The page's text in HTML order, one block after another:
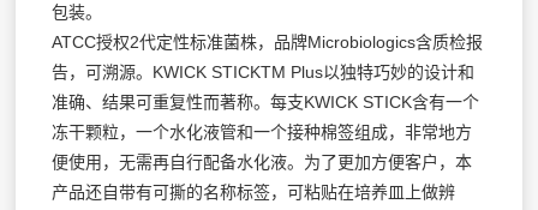
包装。
ATCC授权2代定性标准菌株，品牌Microbiologics含质检报
告，可溯源。KWICK STICKTM Plus以独特巧妙的设计和
准确、结果可重复性而著称。每支KWICK STICK含有一个
冻干颗粒，一个水化液管和一个接种棉签组成，非常地方
便使用，无需再自行配备水化液。为了更加方便客户，本
产品还自带有可撕的名称标签，可粘贴在培养皿上做辨